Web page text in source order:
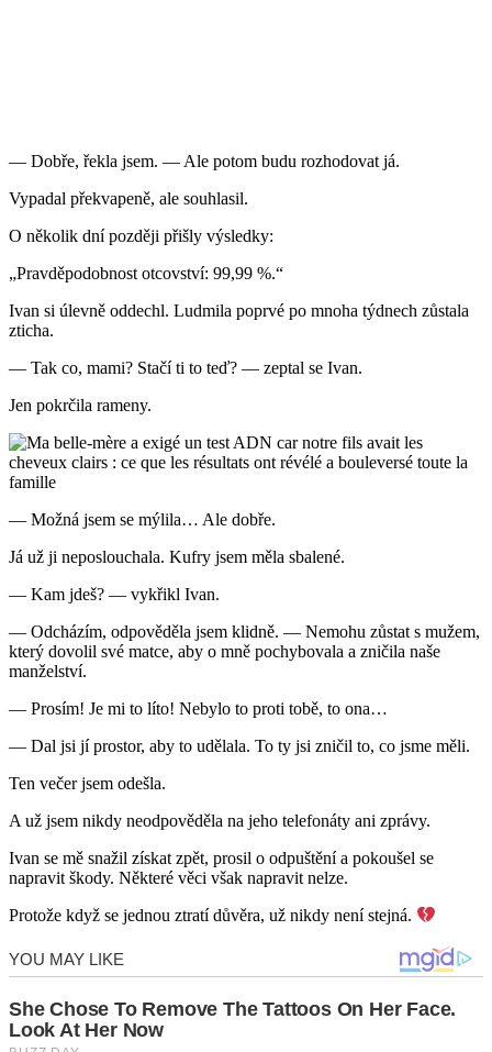
— Dobře, řekla jsem. — Ale potom budu rozhodovat já.
Vypadal překvapeně, ale souhlasil.
O několik dní později přišly výsledky:
„Pravděpodobnost otcovství: 99,99 %.“
Ivan si úlevně oddechl. Ludmila poprvé po mnoha týdnech zůstala
zticha.
— Tak co, mami? Stačí ti to teď? — zeptal se Ivan.
Jen pokrčila rameny.
— Možná jsem se mýlila… Ale dobře.
Já už ji neposlouchala. Kufry jsem měla sbalené.
— Kam jdeš? — vykřikl Ivan.
— Odcházím, odpověděla jsem klidně. — Nemohu zůstat s mužem,
který dovolil své matce, aby o mně pochybovala a zničila naše
manželství.
— Prosím! Je mi to líto! Nebylo to proti tobě, to ona…
— Dal jsi jí prostor, aby to udělala. To ty jsi zničil to, co jsme měli.
Ten večer jsem odešla.
A už jsem nikdy neodpověděla na jeho telefonáty ani zprávy.
Ivan se mě snažil získat zpět, prosil o odpuštění a pokoušel se
napravit škody. Některé věci však napravit nelze.
Protože když se jednou ztratí důvěra, už nikdy není stejná.